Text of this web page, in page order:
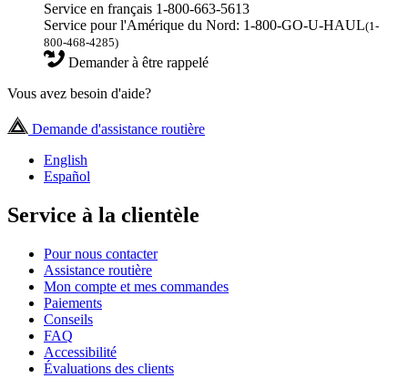
Service en français 1-800-663-5613
Service pour l'Amérique du Nord: 1-800-GO-U-HAUL(1-
800-468-4285)
Demander à être rappelé
Vous avez besoin d'aide?
Demande d'assistance routière
English
Español
Service à la clientèle
Pour nous contacter
Assistance routière
Mon compte et mes commandes
Paiements
Conseils
FAQ
Accessibilité
Évaluations des clients